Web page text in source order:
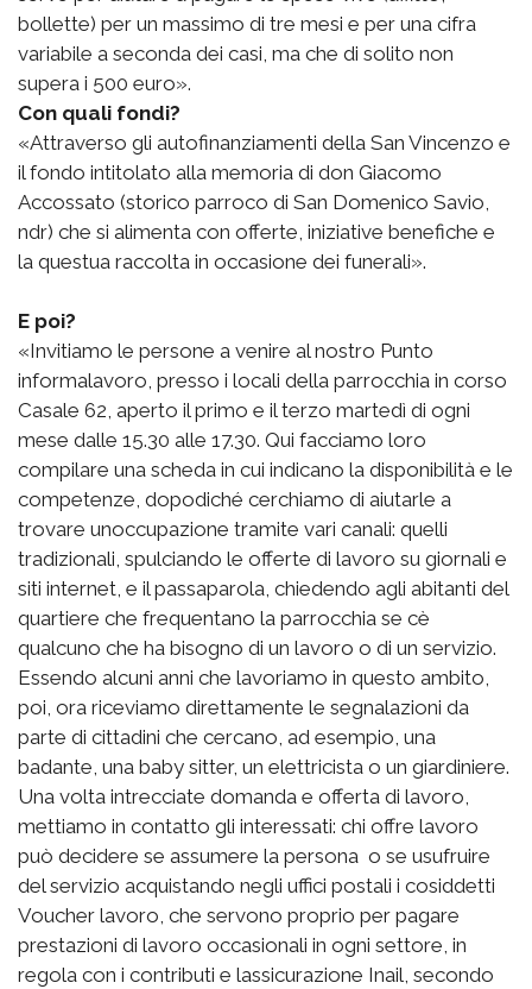
bollette) per un massimo di tre mesi e per una cifra
variabile a seconda dei casi, ma che di solito non
supera i 500 euro».
Con quali fondi?
«Attraverso gli autofinanziamenti della San Vincenzo e
il fondo intitolato alla memoria di don Giacomo
Accossato (storico parroco di San Domenico Savio,
ndr) che si alimenta con offerte, iniziative benefiche e
la questua raccolta in occasione dei funerali».
E poi?
«Invitiamo le persone a venire al nostro Punto
informalavoro, presso i locali della parrocchia in corso
Casale 62, aperto il primo e il terzo martedì di ogni
mese dalle 15.30 alle 17.30. Qui facciamo loro
compilare una scheda in cui indicano la disponibilità e le
competenze, dopodiché cerchiamo di aiutarle a
trovare unoccupazione tramite vari canali: quelli
tradizionali, spulciando le offerte di lavoro su giornali e
siti internet, e il passaparola, chiedendo agli abitanti del
quartiere che frequentano la parrocchia se cè
qualcuno che ha bisogno di un lavoro o di un servizio.
Essendo alcuni anni che lavoriamo in questo ambito,
poi, ora riceviamo direttamente le segnalazioni da
parte di cittadini che cercano, ad esempio, una
badante, una baby sitter, un elettricista o un giardiniere.
Una volta intrecciate domanda e offerta di lavoro,
mettiamo in contatto gli interessati: chi offre lavoro
può decidere se assumere la persona o se usufruire
del servizio acquistando negli uffici postali i cosiddetti
Voucher lavoro, che servono proprio per pagare
prestazioni di lavoro occasionali in ogni settore, in
regola con i contributi e lassicurazione Inail, secondo